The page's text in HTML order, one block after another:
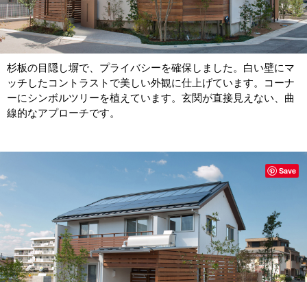
杉板の目隠し塀で、プライバシーを確保しました。白い壁にマ
ッチしたコントラストで美しい外観に仕上げています。コーナ
ーにシンボルツリーを植えています。玄関が直接見えない、曲
線的なアプローチです。
Save